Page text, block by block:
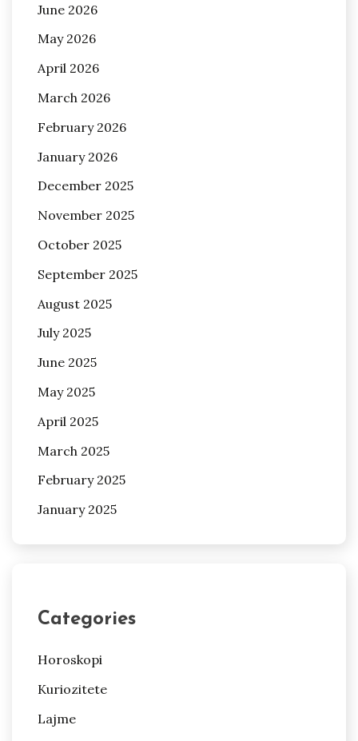
June 2026
May 2026
April 2026
March 2026
February 2026
January 2026
December 2025
November 2025
October 2025
September 2025
August 2025
July 2025
June 2025
May 2025
April 2025
March 2025
February 2025
January 2025
Categories
Horoskopi
Kuriozitete
Lajme